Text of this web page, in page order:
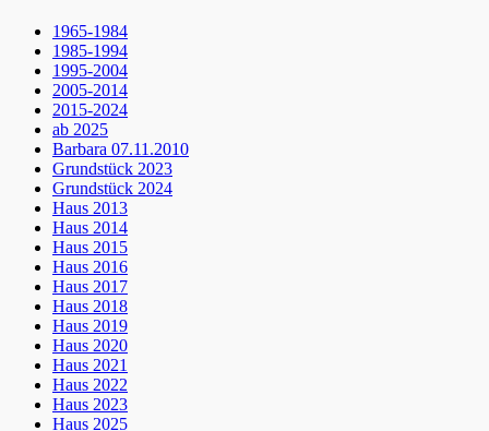
1965-1984
1985-1994
1995-2004
2005-2014
2015-2024
ab 2025
Barbara 07.11.2010
Grundstück 2023
Grundstück 2024
Haus 2013
Haus 2014
Haus 2015
Haus 2016
Haus 2017
Haus 2018
Haus 2019
Haus 2020
Haus 2021
Haus 2022
Haus 2023
Haus 2025